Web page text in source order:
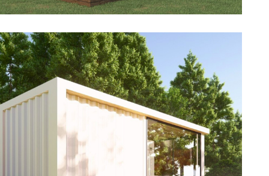
Cube Studio
Découvrir →